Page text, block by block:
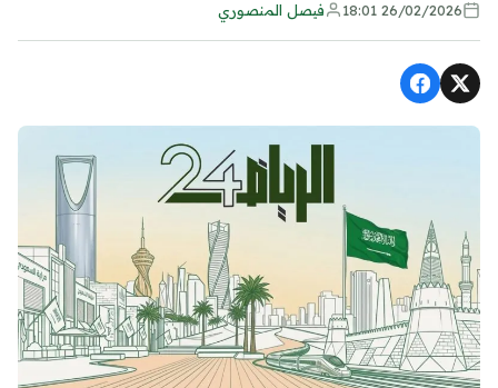
26/02/2026 18:01 فيصل المنصوري